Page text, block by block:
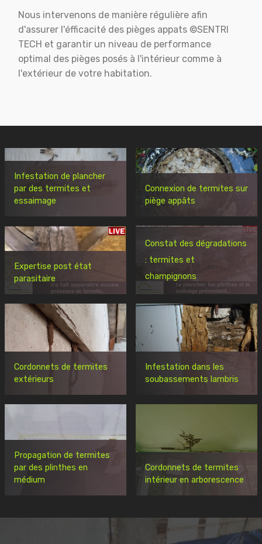
Nous intervenons de manière régulière afin
d'assurer l'éfficacité des pièges appats ©SENTRI
TECH et garantir un niveau de performance
optimal des pièges posés à l'intérieur comme à
l'extérieur de votre habitation.
Infestation de plancher
par des termites et
essaimage
Connexion de termites sur
piège appâts
Expertise post état
parasitaire
Constat des dégradations
: termites et
champignons
Cordonnets de termites
extérieurs
Infestation dans les
soubassements lambris
Propagation de termites
par des plinthes en
médium
Cordonnets de termites
intérieur en arborescence